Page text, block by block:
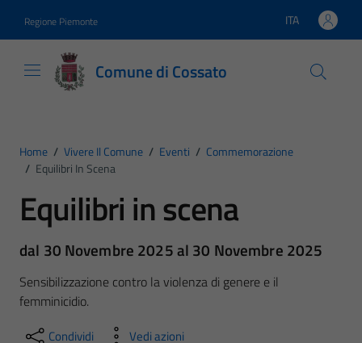
Regione Piemonte Lingua attiva:
ITA
Comune di Cossato
Home / Vivere Il Comune / Eventi / Commemorazione
/ Equilibri In Scena
Equilibri in scena
dal 30 Novembre 2025 al 30 Novembre 2025
Sensibilizzazione contro la violenza di genere e il
femminicidio.
Condividi Vedi azioni